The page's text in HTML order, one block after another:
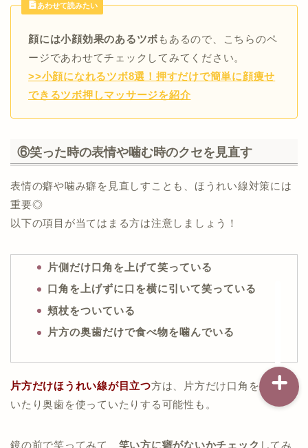
【ツボの場所】
黒目の位置から真下に引いた線と、小鼻の下から
横に引いた線が交わる部分。
左右のツボに人差し指の腹を当てる
ゆっくり垂直に押し、1cmほど目尻に向か
って引き上げる
5秒キープ
【ツボの場所】
小鼻から口角まで引いた線の中央。
【ツボの押し方】
中指の腹をツボに当てる
ツボ押して 5秒キープ
回数：約3回
【ツボの場所】
目尻から真横に引いた線と、頬骨の下から横に引
いた線が交わる部分。
【ツボの押し方】
親指の腹をツボに当てる
5秒ほどかけてゆっくりツボを押す
あわせて読みたい
顔には小顔効果のあるツボ もあるので、こちらのペ
ージであわせてチェックしてみてください。
>>小顔になれるツボ8選！押すだけで簡単に顔痩せ
できるツボ押しマッサージを紹介
⑥笑った時の表情や噛む時のクセを見直す
表情の癖や噛み癖を見直しすことも、ほうれい線対策には
重要◎
以下の項目が当てはまる方は注意しましょう！
片側だけ口角を上げて笑っている
口角を上げずに口を横に引いて笑っている
頬杖をついている
片方の奥歯だけで食べ物を噛んでいる
片方だけほうれい線が目立つ方は、片方だけ口角を上げて
いたり奥歯を使っていたりする可能性も。
鏡の前で笑ってみて、 笑い方に癖がないかチェック してみ
記事一覧
ダイエット
バストアップ（育乳）
ナイトブラの基礎知識